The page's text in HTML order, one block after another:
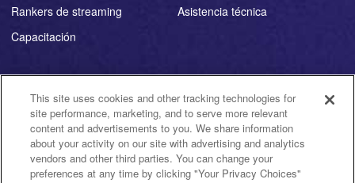
Rankers de streaming
Capacitación
Asistencia técnica
2026Triton Digital ®
Ayuda Política de
privacidad
Términos
de uso
Política de
uso
Política de
derechos de
Privacy
This site uses cookies and other tracking technologies for
site performance, marketing, and to serve more relevant
content and advertisements to you. We share information
about your activity on our site with advertising and analytics
vendors and other third parties. You can change your
preferences at any time by clicking "Your Privacy Choices"